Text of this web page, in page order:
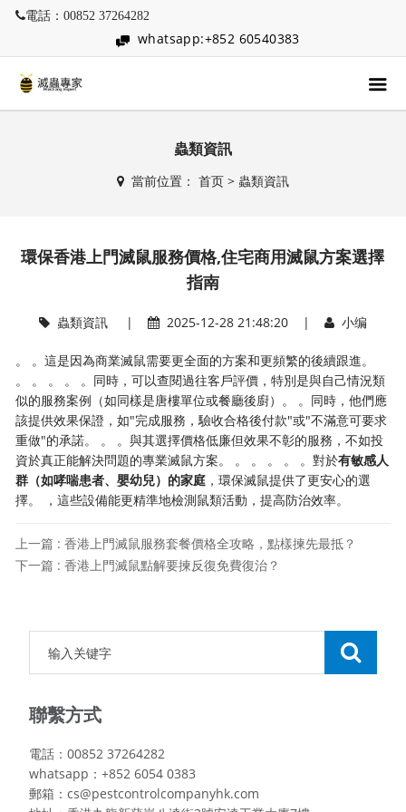
電話：00852 37264282
whatsapp:+852 60540383
蟲類資訊
當前位置： 首页> 蟲類資訊
環保香港上門滅鼠服務價格,住宅商用滅鼠方案選擇
指南
蟲類資訊| 2025-12-28 21:48:20 | 小编
。 。這是因為商業滅鼠需要更全面的方案和更頻繁的後續跟進。
。 。 。 。 。同時，可以查閱過往客戶評價，特別是與自己情況類
似的服務案例（如同樣是唐樓單位或餐廳後廚）。 。同時，他們應
該提供效果保證，如"完成服務，驗收合格後付款"或"不滿意可要求
重做"的承諾。 。 。與其選擇價格低廉但效果不彰的服務，不如投
資於真正能解決問題的專業滅鼠方案。 。 。 。 。 。對於有敏感人
群（如哮喘患者、嬰幼兒）的家庭 ，環保滅鼠提供了更安心的選
擇。 ，這些設備能更精準地檢測鼠類活動，提高防治效率。
上一篇 : 香港上門滅鼠服務套餐價格全攻略，點樣揀先最抵？
下一篇 : 香港上門滅鼠點解要揀反復免費復治？
聯繫方式
電話：00852 37264282
whatsapp：+852 6054 0383
郵箱：cs@pestcontrolcompanyhk.com